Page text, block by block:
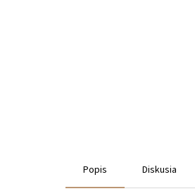
Popis Diskusia